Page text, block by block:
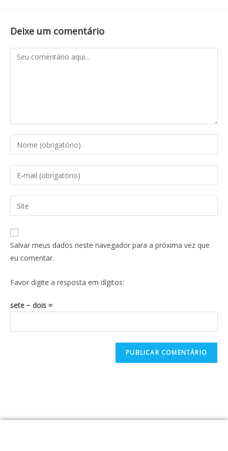
Deixe um comentário
Salvar meus dados neste navegador para a próxima vez que
eu comentar.
Favor digite a resposta em dígitos:
sete − dois =